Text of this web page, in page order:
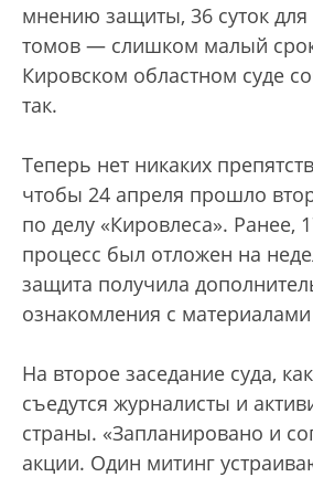
мнению защиты, 36 суток для
томов — слишком малый
Кировском областном суде
так.
Теперь нет никаких
чтобы 24 апреля прошло
по делу «Кировлеса». Ранее,
процесс был отложен на
защита получила
ознакомления с
На второе заседание суда,
съедутся журналисты и
страны. «Запланировано и
акции. Один митинг